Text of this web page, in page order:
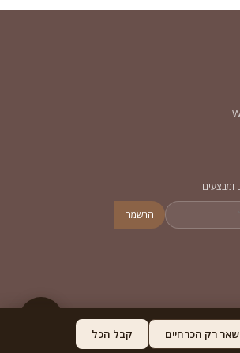
ומבצעים
הרשמה
מדיניות פרטיות תקנון רק הכרחיים קבל הכל